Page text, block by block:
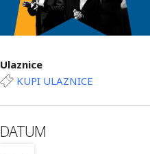
Ulaznice
KUPI ULAZNICE
DATUM